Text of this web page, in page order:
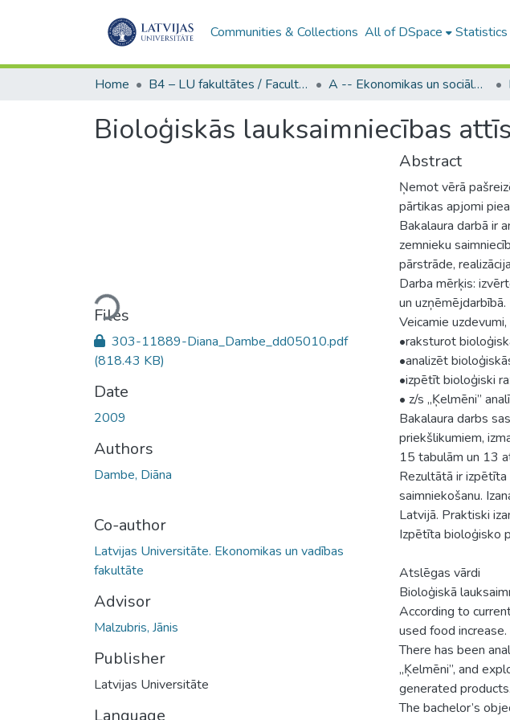
Communities & Collections All of DSpace Statistics
Home B4 – LU fakultātes / Faculties of the UL A -- Ekonomikas un sociālo zinātņu fakultāte / Faculty of Economics and Social Sciences
Bioloģiskās lauksaimniecības
Loading...
Files
303-11889-Diana_Dambe_dd05010.pdf
(818.43 KB)
Date
2009
Authors
Dambe, Diāna
Co-author
Latvijas Universitāte. Ekonomikas un vadības
fakultāte
Advisor
Malzubris, Jānis
Publisher
Latvijas Universitāte
Language
Abstract
Ņemot vērā
pārtikas apjomi
Bakalaura darbā ir
zemnieku
pārstrāde,
Darba mērķis:
un uzņēmējdarbībā.
Veicamie
•raksturot
•analizēt
•izpētīt bioloģiski
• z/s „Ķelmēni”
Bakalaura darbs
priekšlikumiem,
15 tabulām un 13
Rezultātā ir
saimniekošanu.
Latvijā. Praktiski
Izpētīta bioloģisko
Atslēgas vārdi
Bioloģiskā
According to
used food
There has been
„Ķelmēni”, and
generated products.
The bachelor’s